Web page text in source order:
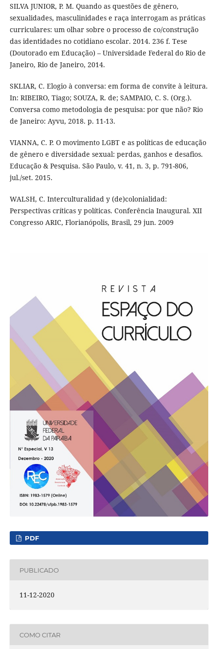
SILVA JUNIOR, P. M. Quando as questões de gênero,
sexualidades, masculinidades e raça interrogam as práticas
curriculares: um olhar sobre o processo de co/construção
das identidades no cotidiano escolar. 2014. 236 f. Tese
(Doutorado em Educação) – Universidade Federal do Rio de
Janeiro, Rio de Janeiro, 2014.
SKLIAR, C. Elogio à conversa: em forma de convite à leitura.
In: RIBEIRO, Tiago; SOUZA, R. de; SAMPAIO, C. S. (Org.).
Conversa como metodologia de pesquisa: por que não? Rio
de Janeiro: Ayvu, 2018. p. 11-13.
VIANNA, C. P. O movimento LGBT e as políticas de educação
de gênero e diversidade sexual: perdas, ganhos e desafios.
Educação & Pesquisa. São Paulo, v. 41, n. 3, p. 791-806,
jul./set. 2015.
WALSH, C. Interculturalidad y (de)colonialidad:
Perspectivas críticas y políticas. Conferência Inaugural. XII
Congresso ARIC, Florianópolis, Brasil, 29 jun. 2009
PDF
PUBLICADO
11-12-2020
COMO CITAR